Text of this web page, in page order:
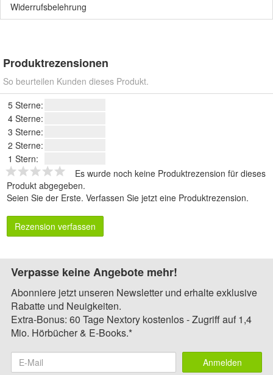
Widerrufsbelehrung
Produktrezensionen
So beurteilen Kunden dieses Produkt.
5 Sterne:
4 Sterne:
3 Sterne:
2 Sterne:
1 Stern:
Es wurde noch keine Produktrezension für dieses
Produkt abgegeben.
Seien Sie der Erste. Verfassen Sie jetzt eine Produktrezension.
Rezension verfassen
Verpasse keine Angebote mehr!
Abonniere jetzt unseren Newsletter und erhalte exklusive
Rabatte und Neuigkeiten.
Extra-Bonus: 60 Tage Nextory kostenlos - Zugriff auf 1,4
Mio. Hörbücher & E-Books.*
Anmelden